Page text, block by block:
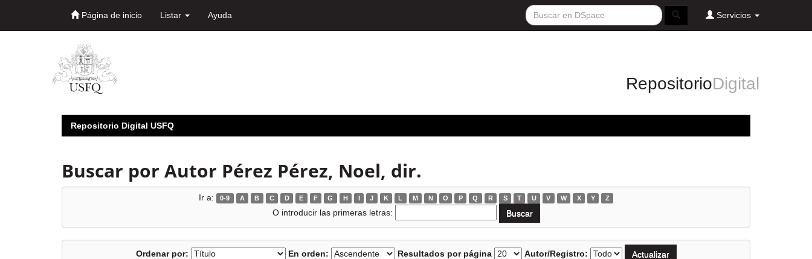
Página de inicio Listar Ayuda Servicios
RepositorioDigital
Repositorio Digital USFQ
Buscar por Autor Pérez Pérez, Noel, dir.
Ir a: 0-9 A B C D E F G H I J K L M N O P Q R S T U V W X Y Z
O introducir las primeras letras:
Ordenar por: En orden: Resultados por página Autor/Registro: